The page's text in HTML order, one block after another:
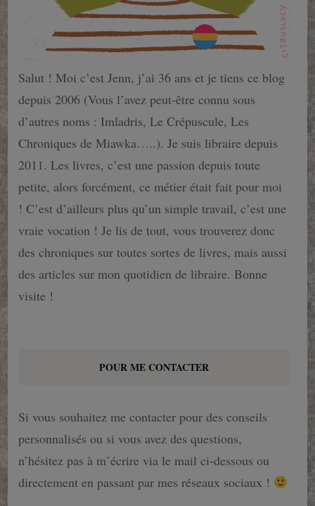
Salut ! Moi c’est Jenn, j’ai 36 ans et je tiens ce blog
depuis 2006 (Vous l’avez peut-être connu sous
d’autres noms : Imladris, Le Crépuscule, Les
Chroniques de Miawka…..). Je suis libraire depuis
2011. Les livres, c’est une passion depuis toute
petite, alors forcément, ce métier était fait pour moi
! C’est d’ailleurs plus qu’un simple travail, c’est une
vraie vocation ! Je lis de tout, vous trouverez donc
des chroniques sur toutes sortes de livres, mais aussi
des articles sur mon quotidien de libraire. Bonne
visite !
POUR ME CONTACTER
Si vous souhaitez me contacter pour des conseils
personnalisés ou si vous avez des questions,
n’hésitez pas à m’écrire via le mail ci-dessous ou
directement en passant par mes réseaux sociaux !